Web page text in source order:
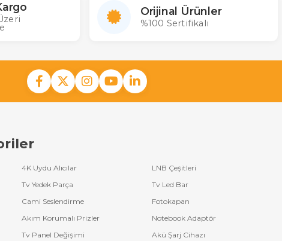
Orijinal Ürünler
%100 Sertifikalı
4K Uydu Alıcılar LNB Çeşitleri
Tv Yedek Parça Tv Led Bar
Cami Seslendirme Fotokapan
Akım Korumalı Prizler Notebook Adaptör
Tv Panel Değişimi Akü Şarj Cihazı